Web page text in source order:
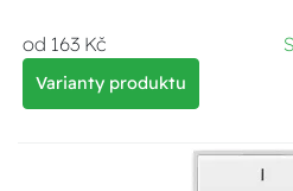
od 163 Kč
Varianty produktu